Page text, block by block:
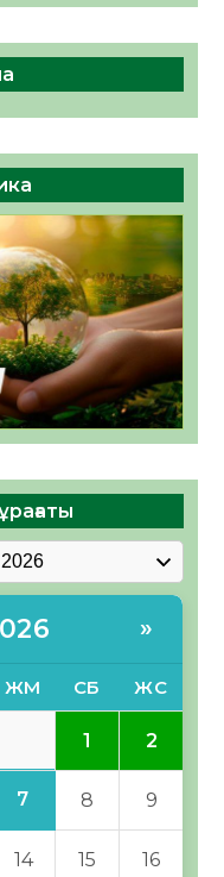
»
ЖМ СБ ЖС
1 2
7 8 9
14 15 16